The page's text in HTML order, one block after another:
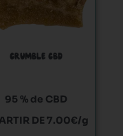
CRUMBLE CBD
95 % de CBD
DE 7.00€/g
options
être
sur
page